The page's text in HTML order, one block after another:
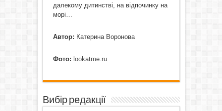
далекому дитинстві, на відпочинку на
морі…
Автор: Катерина Воронова
Фото: lookatme.ru
Вибір редакції